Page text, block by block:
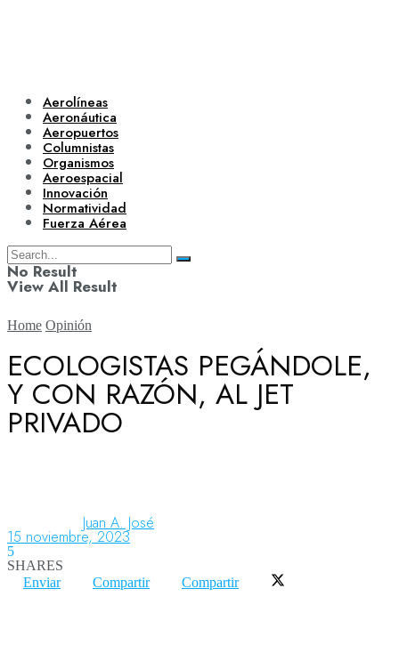
Aerolíneas
Aeronáutica
Aeropuertos
Columnistas
Organismos
Aeroespacial
Innovación
Normatividad
Fuerza Aérea
No Result
View All Result
Aerolíneas
Aeropuertos
Columnistas
Home Opinión
ECOLOGISTAS PEGÁNDOLE,
Y CON RAZÓN, AL JET
PRIVADO
Juan A. José
15 noviembre, 2023
5
SHARES
Enviar
Compartir Compartir